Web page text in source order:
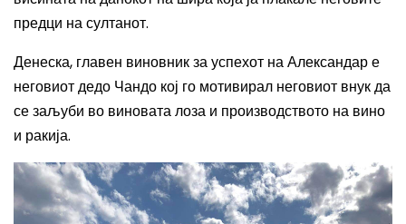
предци на султанот.
Денеска, главен виновник за успехот на Александар е
неговиот дедо Чандо кој го мотивирал неговиот внук да
се заљуби во виновата лоза и производството на вино
и ракија.